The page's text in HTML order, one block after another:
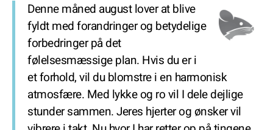
Denne måned august lover at blive
fyldt med forandringer og betydelige
forbedringer på det
følelsesmæssige plan. Hvis du er i
et forhold, vil du blomstre i en harmonisk
atmosfære. Med lykke og ro vil I dele dejlige
stunder sammen. Jeres hjerter og ønsker vil